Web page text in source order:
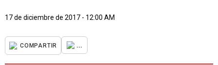
17 de diciembre de 2017 - 12:00 AM
COMPARTIR ...